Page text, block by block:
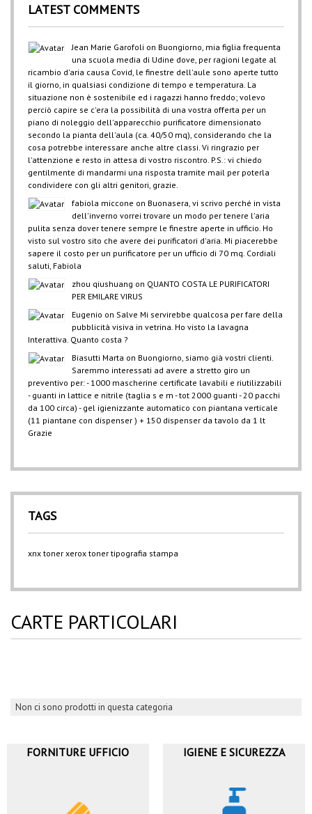
LATEST COMMENTS
Jean Marie Garofoli on Buongiorno, mia figlia frequenta
una scuola media di Udine dove, per ragioni legate al
ricambio d'aria causa Covid, le finestre dell'aule sono aperte tutto
il giorno, in qualsiasi condizione di tempo e temperatura. La
situazione non è sostenibile ed i ragazzi hanno freddo; volevo
perciò capire se c'era la possibilità di una vostra offerta per un
piano di noleggio dell'apparecchio purificatore dimensionato
secondo la pianta dell'aula (ca. 40/50 mq), considerando che la
cosa potrebbe interessare anche altre classi. Vi ringrazio per
l'attenzione e resto in attesa di vostro riscontro. P.S.: vi chiedo
gentilmente di mandarmi una risposta tramite mail per poterla
condividere con gli altri genitori, grazie.
fabiola miccone on Buonasera, vi scrivo perché in vista
dell'inverno vorrei trovare un modo per tenere l'aria
pulita senza dover tenere sempre le finestre aperte in ufficio. Ho
visto sul vostro sito che avere dei purificatori d'aria. Mi piacerebbe
sapere il costo per un purificatore per un ufficio di 70 mq. Cordiali
saluti, Fabiola
zhou qiushuang on QUANTO COSTA LE PURIFICATORI
PER EMILARE VIRUS
Eugenio on Salve Mi servirebbe qualcosa per fare della
pubblicità visiva in vetrina. Ho visto la lavagna
Interattiva. Quanto costa ?
Biasutti Marta on Buongiorno, siamo già vostri clienti.
Saremmo interessati ad avere a stretto giro un
preventivo per: - 1000 mascherine certificate lavabili e riutilizzabili
- guanti in lattice e nitrile (taglia s e m - tot 2000 guanti - 20 pacchi
da 100 circa) - gel igienizzante automatico con piantana verticale
(11 piantane con dispenser ) + 150 dispenser da tavolo da 1 lt
Grazie
TAGS
xnx toner xerox toner tipografia stampa
CARTE PARTICOLARI
Non ci sono prodotti in questa categoria
FORNITURE UFFICIO IGIENE E SICUREZZA